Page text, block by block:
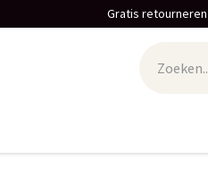
Gratis